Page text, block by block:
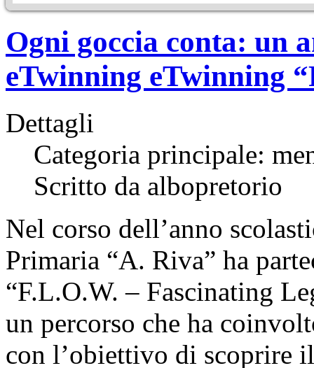
Ogni goccia conta: un
eTwinning eTwinning
Dettagli
Categoria principale:
Scritto da albopretorio
Nel corso dell’anno
Primaria “A. Riva” ha
“F.L.O.W. – Fascinating
un percorso che ha
con l’obiettivo di scoprire